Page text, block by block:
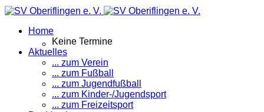
Home
Keine Termine
Aktuelles
... zum Verein
... zum Fußball
... zum Jugendfußball
... zum Kinder-/Jugendsport
... zum Freizeitsport